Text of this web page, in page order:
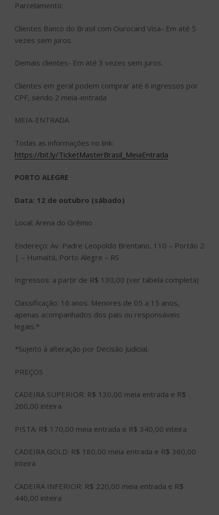
Parcelamento:
Clientes Banco do Brasil com Ourocard Visa- Em até 5
vezes sem juros.
Demais clientes- Em até 3 vezes sem juros.
Clientes em geral podem comprar até 6 ingressos por
CPF, sendo 2 meia-entrada
MEIA-ENTRADA
Todas as informações no link:
https://bit.ly/TicketMasterBrasil_MeiaEntrada
PORTO ALEGRE
Data: 12 de outubro (sábado)
Local: Arena do Grêmio
Endereço: Av. Padre Leopoldo Brentano, 110 – Portão 2
| – Humaitá, Porto Alegre – RS
Ingressos: a partir de R$ 130,00 (ver tabela completa)
Classificação: 16 anos. Menores de 05 a 15 anos,
apenas acompanhados dos pais ou responsáveis
legais.*
*Sujeito à alteração por Decisão Judicial.
PREÇOS
CADEIRA SUPERIOR: R$ 130,00 meia entrada e R$
260,00 inteira
PISTA: R$ 170,00 meia entrada e R$ 340,00 inteira
CADEIRA GOLD: R$ 180,00 meia entrada e R$ 360,00
inteira
CADEIRA INFERIOR: R$ 220,00 meia entrada e R$
440,00 inteira